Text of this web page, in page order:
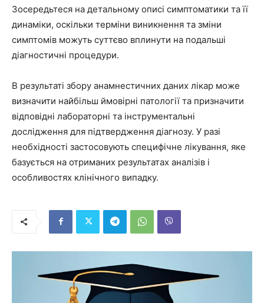
Зосередьтеся на детальному описі симптоматики та її
динаміки, оскільки терміни виникнення та зміни
симптомів можуть суттєво вплинути на подальші
діагностичні процедури.
В результаті збору анамнестичних даних лікар може
визначити найбільш ймовірні патології та призначити
відповідні лабораторні та інструментальні
дослідження для підтвердження діагнозу. У разі
необхідності застосовують специфічне лікування, яке
базується на отриманих результатах аналізів і
особливостях клінічного випадку.